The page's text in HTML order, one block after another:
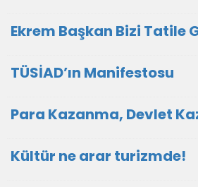
Ekrem Başkan Bizi Tatile
TÜSİAD’ın Manifestosu
Para Kazanma, Devlet
Kültür ne arar turizmde!